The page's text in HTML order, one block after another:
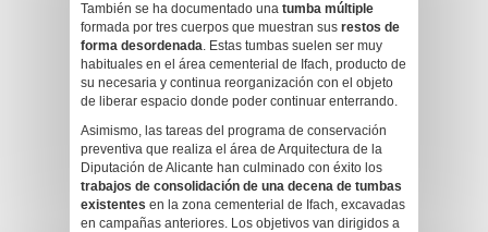
También se ha documentado una tumba múltiple
formada por tres cuerpos que muestran sus restos de
forma desordenada. Estas tumbas suelen ser muy
habituales en el área cementerial de Ifach, producto de
su necesaria y continua reorganización con el objeto
de liberar espacio donde poder continuar enterrando.
Asimismo, las tareas del programa de conservación
preventiva que realiza el área de Arquitectura de la
Diputación de Alicante han culminado con éxito los
trabajos de consolidación de una decena de tumbas
existentes en la zona cementerial de Ifach, excavadas
en campañas anteriores. Los objetivos van dirigidos a